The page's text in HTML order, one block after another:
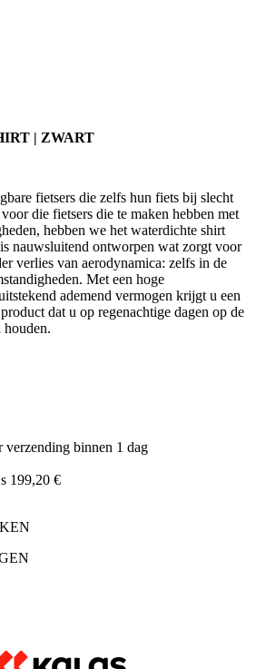
| ZWART
fietsers die zelfs hun fiets bij slecht
die fietsers die te maken hebben met
hebben we het waterdichte shirt
nauwsluitend ontworpen wat zorgt voor
verlies van aerodynamica: zelfs in de
Met een hoge
ademend vermogen krijgt u een
dat u op regenachtige dagen op de
houden.
verzending binnen 1 dag
199,20 €